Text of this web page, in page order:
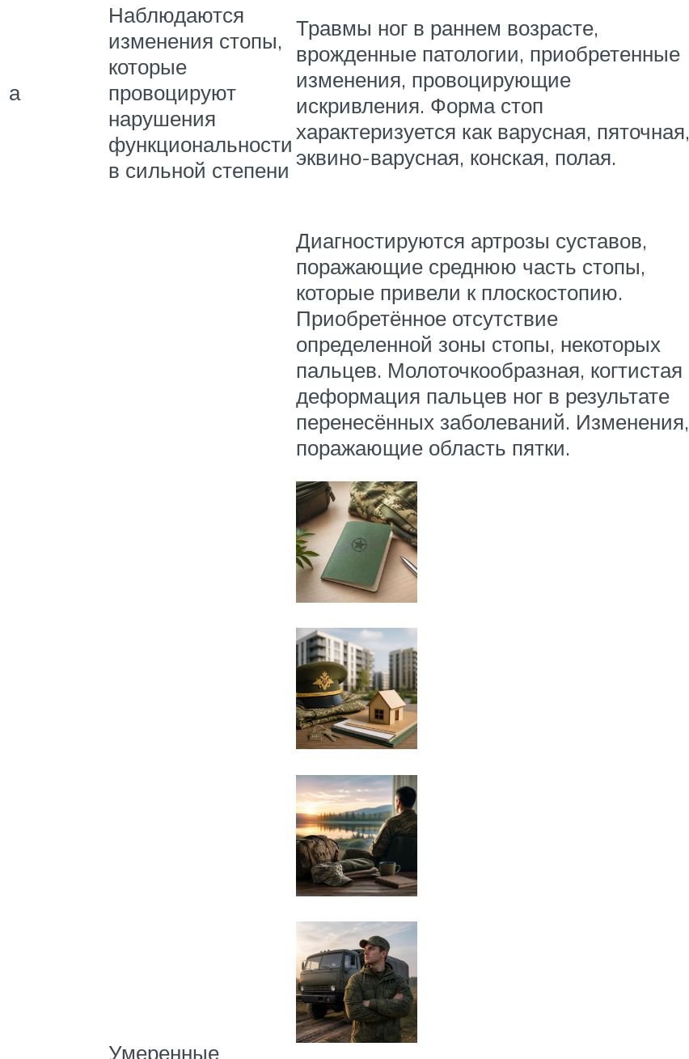
а
Наблюдаются
изменения стопы,
которые
провоцируют
нарушения
функциональности
в сильной степени
Травмы ног в раннем возрасте,
врожденные патологии, приобретенные
изменения, провоцирующие
искривления. Форма стоп
характеризуется как варусная, пяточная,
эквино-варусная, конская, полая.
Умеренные
Диагностируются артрозы суставов,
поражающие среднюю часть стопы,
которые привели к плоскостопию.
Приобретённое отсутствие
определенной зоны стопы, некоторых
пальцев. Молоточкообразная, когтистая
деформация пальцев ног в результате
перенесённых заболеваний. Изменения,
поражающие область пятки.